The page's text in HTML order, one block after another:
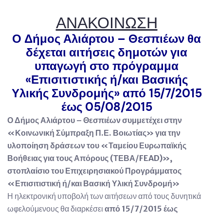
ΑΝΑΚΟΙΝΩΣΗ
Ο Δήμος Αλιάρτου – Θεσπιέων θα
δέχεται αιτήσεις δημοτών για
υπαγωγή στο πρόγραμμα
«Επισιτιστικής ή/και Βασικής
Υλικής Συνδρομής» από 15/7/2015
έως 05/08/2015
Ο Δήμος Αλιάρτου – Θεσπιέων συμμετέχει στην
«Κοινωνική Σύμπραξη Π.Ε. Βοιωτίας» για την
υλοποίηση δράσεων του «Ταμείου Ευρωπαϊκής
Βοήθειας για τους Απόρους (ΤΕΒΑ/FEAD)»,
στοπλαίσιο του Επιχειρησιακού Προγράμματος
«Επισιτιστική ή/και Βασική Υλική Συνδρομή»
Η ηλεκτρονική υποβολή των αιτήσεων από τους δυνητικά
ωφελούμενους θα διαρκέσει από 15/7/2015 έως